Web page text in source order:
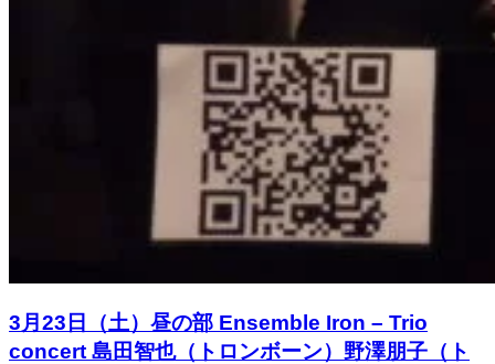
3月23日（土）昼の部 Ensemble Iron – Trio
concert 島田智也（トロンボーン）野澤朋子（ト